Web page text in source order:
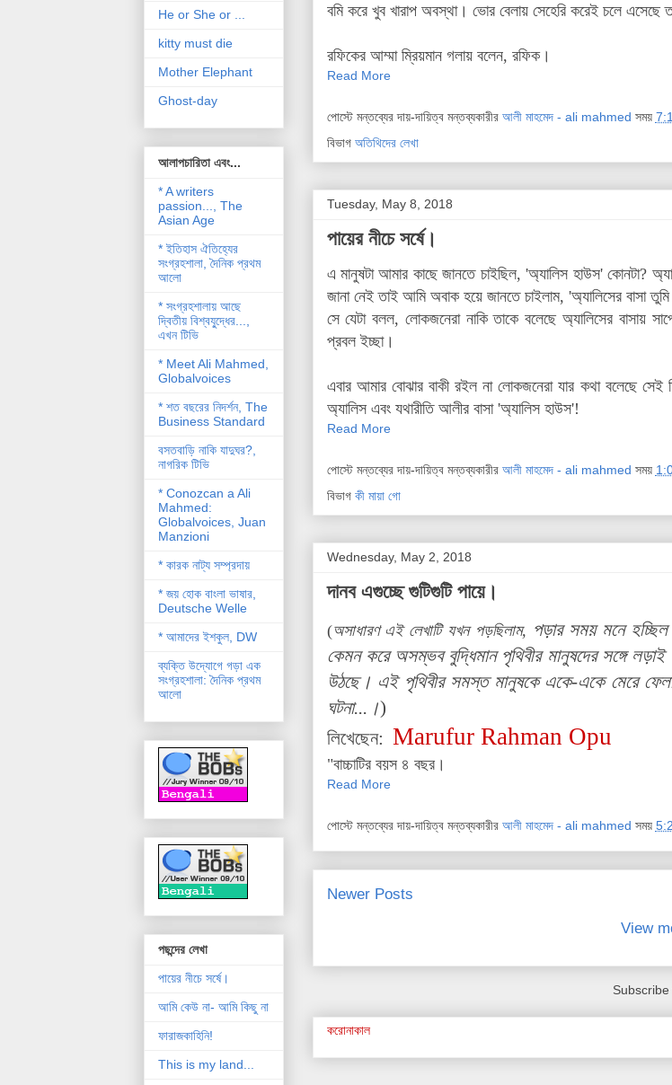
বমি করে খুব খারাপ অবস্থা। ভোর বেলায় সেহেরি করেই চলে এসেছে
রফিকের আম্মা ম্রিয়মান গলায় বলেন, রফিক।
Read More
পোস্টে মন্তব্যের দায়-দায়িত্ব মন্তব্যকারীর আলী মাহমেদ - ali mahmed সময়
বিভাগ অতিথিদের লেখা
Tuesday, May 8, 2018
পায়ের নীচে সর্ষে।
এ মানুষটা আমার কাছে জানতে চাইছিল, 'অ্যালিস হাউস' কোনটা?
জানা নেই তাই আমি অবাক হয়ে জানতে চাইলাম, 'অ্যালিসের বাসা
সে যেটা বলল, লোকজনেরা নাকি তাকে বলেছে অ্যালিসের বাসায়
প্রবল ইচ্ছা।
এবার আমার বোঝার বাকী রইল না লোকজনেরা যার কথা বলেছে
অ্যালিস এবং যথারীতি আলীর বাসা 'অ্যালিস হাউস'!
Read More
পোস্টে মন্তব্যের দায়-দায়িত্ব মন্তব্যকারীর আলী মাহমেদ - ali mahmed সময়
বিভাগ কী মায়া গো
Wednesday, May 2, 2018
দানব এগুচ্ছে গুটিগুটি পায়ে।
(অসাধারণ এই লেখাটি যখন পড়ছিলাম, পড়ার সময় মনে
কেমন করে অসম্ভব বুদ্ধিমান পৃথিবীর মানুষদের সঙ্গে
উঠছে। এই পৃথিবীর সমস্ত মানুষকে একে-একে মেরে
ঘটনা...।)
লিখেছেন: Marufur Rahman Opu
"বাচ্চাটির বয়স ৪ বছর।
Read More
পোস্টে মন্তব্যের দায়-দায়িত্ব মন্তব্যকারীর আলী মাহমেদ - ali mahmed সময়
Newer Posts
View
Subscribe
করোনাকাল
He or She or ...
kitty must die
Mother Elephant
Ghost-day
আলাপচারিতা এবং...
* A writers
passion..., The
Asian Age
* ইতিহাস ঐতিহ্যের
সংগ্রহশালা, দৈনিক প্রথম
আলো
* সংগ্রহশালায় আছে
দ্বিতীয় বিশ্বযু্দ্ধের...,
এখন টিভি
* Meet Ali Mahmed,
Globalvoices
* শত বছরের নিদর্শন, The
Business Standard
বসতবাড়ি নাকি যাদুঘর?,
নাগরিক টিভি
* Conozcan a Ali
Mahmed:
Globalvoices, Juan
Manzioni
* কারক নাট্য সম্প্রদায়
* জয় হোক বাংলা ভাষার,
Deutsche Welle
* আমাদের ইশকুল, DW
ব্যক্তি উদ্যোগে গড়া এক
সংগ্রহশালা: দৈনিক প্রথম
আলো
পছন্দের লেখা
পায়ের নীচে সর্ষে।
আমি কেউ না- আমি কিছু না
ফারাজকাহিনি!
This is my land...